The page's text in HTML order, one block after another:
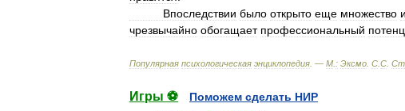
Впоследствии было открыто еще множество
чрезвычайно обогащает профессиональный
Популярная психологическая энциклопедия . — М : Эксмо С С
Игры ⚽
Поможем сделать НИР